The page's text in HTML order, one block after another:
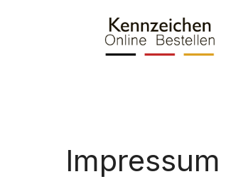
Impressum